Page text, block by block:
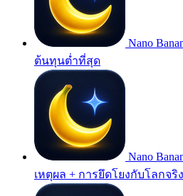
Nano
ต้นทุนต่ำที่สุด
Nano
เหตุผล + การยึดโยงกับโลกจริ